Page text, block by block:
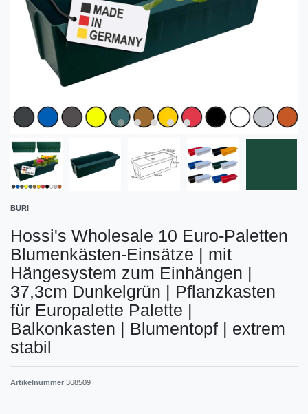
BURI
Hossi's Wholesale 10 Euro-Paletten
Blumenkästen-Einsätze | mit
Hängesystem zum Einhängen |
37,3cm Dunkelgrün | Pflanzkasten
für Europalette Palette |
Balkonkasten | Blumentopf | extrem
stabil
Artikelnummer 368509